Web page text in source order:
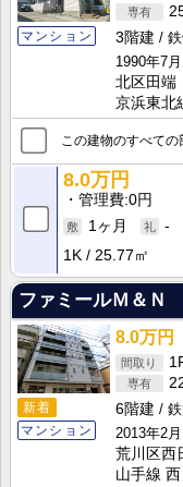
マンション
3階建
1990年7月
北区田端
京浜東北
この建物のすべて
8.0万円
管理費 0円
1ヶ月
-
1K
25.77㎡
ファミールＭ＆Ｎ
新着
マンション
8.0万円
6階建
2013年2月
荒川区西
山手線